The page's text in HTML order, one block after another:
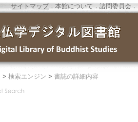
サイトマップ．本館について ． 諮問委員会 ．
> 検索エンジン > 書誌の詳細内容